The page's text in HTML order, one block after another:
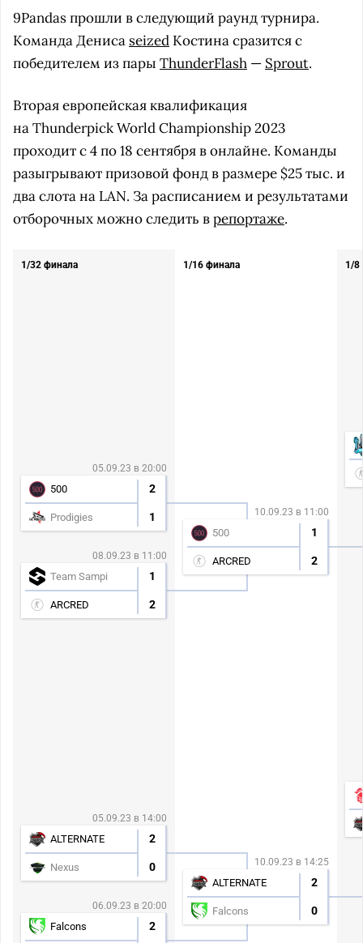
9Pandas прошли в следующий раунд турнира.
Команда Дениса seized Костина сразится с
победителем из пары ThunderFlash — Sprout.
Вторая европейская квалификация
на Thunderpick World Championship 2023
проходит с 4 по 18 сентября в онлайне. Команды
разыгрывают призовой фонд в размере $25 тыс. и
два слота на LAN. За расписанием и результатами
отборочных можно следить врепортаже.
1/32 финала
05.09.23 в 20:00
500 2
Prodigies 1
08.09.23 в 11:00
Team Sampi 1
ARCRED 2
05.09.23 в 14:00
ALTERNATE 2
Nexus 0
06.09.23 в 20:00
Falcons 2
1/16 финала
10.09.23 в 11:00
500 1
ARCRED 2
10.09.23 в 14:25
ALTERNATE 2
Falcons 0
1/8